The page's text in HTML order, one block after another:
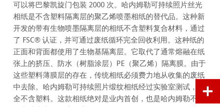
可以将巴黎凯旋门包装 2000 次。哈内姆勒可持续照片丝光
相纸是不含塑料隔离层的聚乙烯喷墨相纸的替代品。这种新
开发的带有生物喷墨隔离层的相纸不含塑料复合材料，通过
了 FSC® 认证，并可通过废纸循环完全回收利用。这种纸的
正面和背面都使用了生物基隔离层。它取代了通常熔融在纸
张上的挤压、防水（树脂涂层）PE（聚乙烯）隔离膜。由于
这些塑料薄膜层的存在，传统相纸必须费力地从收集的废纸
中去除。哈内姆勒可持续照片缎纹相纸经过实验室测试，完
全不含塑料。这款相纸绝对是业内首创，也是哈内姆勒不断